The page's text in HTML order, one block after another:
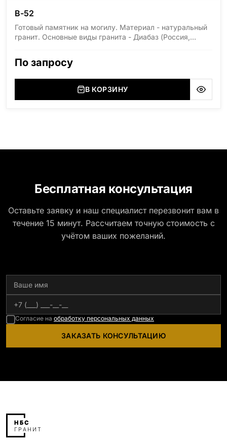
В-52
Готовый памятник на могилу. Материал - натуральный
гранит. Основные виды гранита - Диабаз (Россия,
(Украина, Житомерская область), Лабродарит
(Украина, Житомерская область), Сюксюансаари
(Россия, Карелия), Амфиболит (Россия, Мурманская
По запросу
В КОРЗИНУ
Бесплатная консультация
Оставьте заявку и наш специалист перезвонит вам в
течение 15 минут. Рассчитаем точную стоимость с
учётом ваших пожеланий.
Согласие на обработку персональных данных
ЗАКАЗАТЬ КОНСУЛЬТАЦИЮ